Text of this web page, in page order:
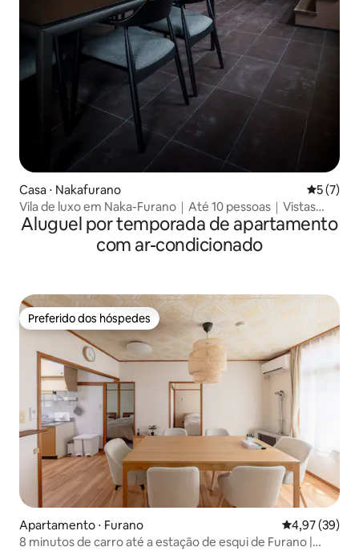
Casa ⋅ Nakafurano 5 de
5 (7)
Vila de luxo em Naka-Furano｜Até 10 pessoas｜Vistas
panorâmicas
Aluguel por temporada de apartamento
com ar-condicionado
Preferido dos hóspedes
Preferido dos hóspedes
Apartamento ⋅ Furano 4,97 de uma
4,97 (39)
8 minutos de carro até a estação de esqui de Furano |